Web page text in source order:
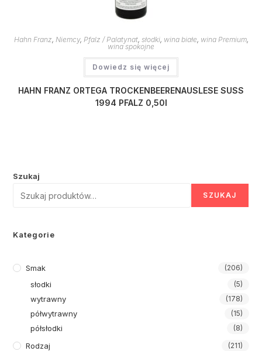
Hahn Franz, Niemcy, Pfalz / Palatynat, słodki, wina białe, wina Premium,
wina spokojne
Dowiedz się więcej
HAHN FRANZ ORTEGA TROCKENBEERENAUSLESE SUSS
1994 PFALZ 0,50l
Szukaj
SZUKAJ
Kategorie
Smak (206)
słodki (5)
wytrawny (178)
półwytrawny (15)
półsłodki (8)
Rodzaj (211)